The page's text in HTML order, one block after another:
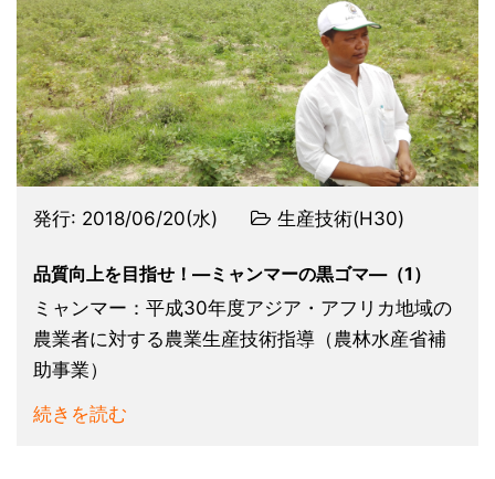
発行: 2018/06/20(水) 生産技術(H30)
品質向上を目指せ！―ミャンマーの黒ゴマ―（1）
ミャンマー：平成30年度アジア・アフリカ地域の
農業者に対する農業生産技術指導（農林水産省補
助事業）
続きを読む